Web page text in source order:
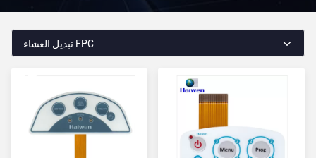
تبديل الغشاء FPC